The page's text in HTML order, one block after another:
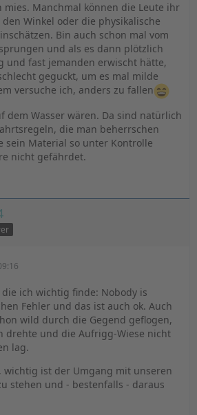
mies. Manchmal können die Leute ihr
Winkel oder die physikalische
Bin auch schon mal vom
und als es dann plötzlich
und fast jemanden erwischt hätte,
geguckt, um es mal milde
versuche ich, anders zu fallen
dem Wasser wären. Da sind natürlich
die man beherrschen
sein Material so unter Kontrolle
nicht gefährdet.
ich wichtig finde: Nobody is
Fehler und das ist auch ok. Auch
wild durch die Gegend geflogen,
drehte und die Aufrigg-Wiese nicht
lag.
wichtig ist der Umgang mit unseren
stehen und - bestenfalls - daraus